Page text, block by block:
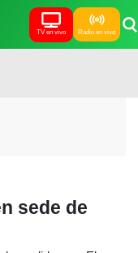
TV en vivo Radio en vivo
sede de